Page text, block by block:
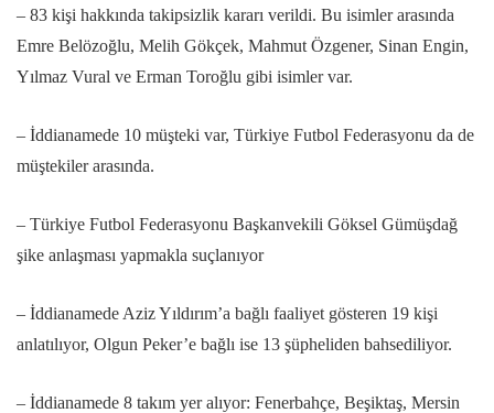
– 83 kişi hakkında takipsizlik kararı verildi. Bu isimler arasında
Emre Belözoğlu, Melih Gökçek, Mahmut Özgener, Sinan Engin,
Yılmaz Vural ve Erman Toroğlu gibi isimler var.
– İddianamede 10 müşteki var, Türkiye Futbol Federasyonu da de
müştekiler arasında.
– Türkiye Futbol Federasyonu Başkanvekili Göksel Gümüşdağ
şike anlaşması yapmakla suçlanıyor
– İddianamede Aziz Yıldırım’a bağlı faaliyet gösteren 19 kişi
anlatılıyor, Olgun Peker’e bağlı ise 13 şüpheliden bahsediliyor.
– İddianamede 8 takım yer alıyor: Fenerbahçe, Beşiktaş, Mersin